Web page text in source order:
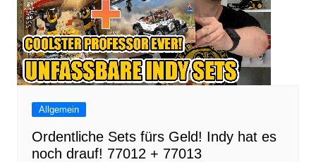
Allgemein
Ordentliche Sets fürs Geld! Indy hat es
noch drauf! 77012 + 77013